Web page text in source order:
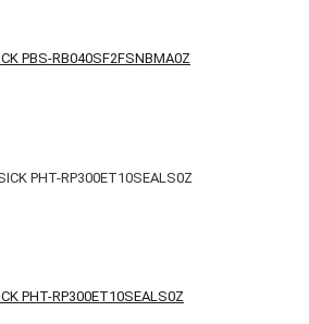
PBS-RB040SF2FSNBMA0Z
PHT-RP300ET10SEALS0Z